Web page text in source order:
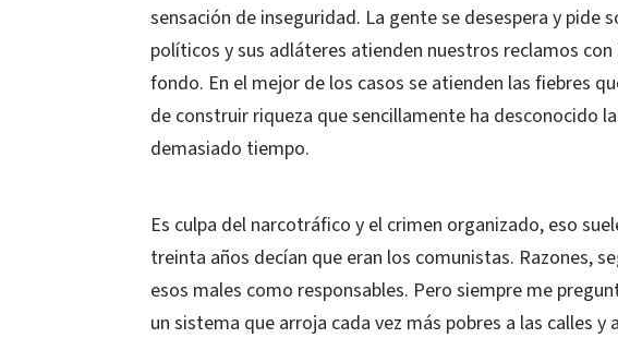
sensación de inseguridad. La gente se desespera y pide
políticos y sus adláteres atienden nuestros reclamos
fondo. En el mejor de los casos se atienden las fiebres
de construir riqueza que sencillamente ha desconocido
demasiado tiempo.
Es culpa del narcotráfico y el crimen organizado, eso
treinta años decían que eran los comunistas. Razones,
esos males como responsables. Pero siempre me
un sistema que arroja cada vez más pobres a las calles y